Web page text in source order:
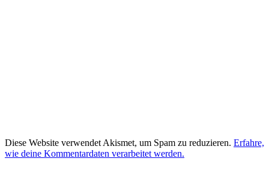
Diese Website verwendet Akismet, um Spam zu reduzieren. Erfahre,
wie deine Kommentardaten verarbeitet werden.